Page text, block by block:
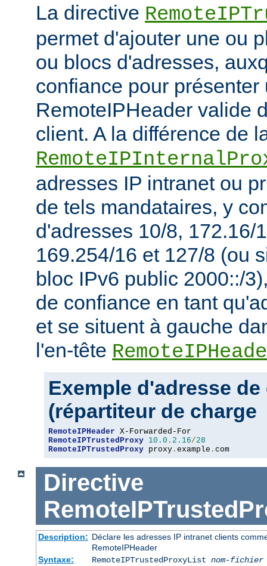
La directive
permet d'ajouter une ou
ou blocs d'adresses,
confiance pour présenter
RemoteIPHeader valide
client. A la différence de
adresses IP intranet ou
de tels mandataires, y
d'adresses 10/8, 172.16/
169.254/16 et 127/8 (ou
bloc IPv6 public 2000::/
de confiance en tant
et se situent à gauche
l'en-tête
Exemple d'adresse
(répartiteur de charge
RemoteIPHeader
RemoteIPTrustedProxy 10.0 . 2.16/28
RemoteIPTrustedProxy proxy . example . com
Directive
Description: Déclare les adresses IP intranet clients
RemoteIPHeader
Syntaxe:
RemoteIPTrustedProxyList nom-fichier